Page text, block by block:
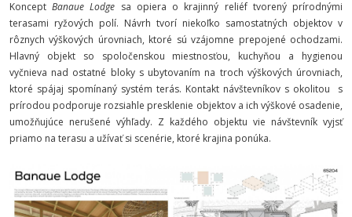
Koncept Banaue Lodge sa opiera o krajinný reliéf tvorený prírodnými
terasami ryžových polí. Návrh tvorí niekoľko samostatných objektov v
rôznych výškových úrovniach, ktoré sú vzájomne prepojené ochodzami.
Hlavný objekt so spoločenskou miestnosťou, kuchyňou a hygienou
vyčnieva nad ostatné bloky s ubytovaním na troch výškových úrovniach,
ktoré spájaj spomínaný systém terás. Kontakt návštevníkov s okolitou s
prírodou podporuje rozsiahle presklenie objektov a ich výškové osadenie,
umožňujúce nerušené výhľady. Z každého objektu vie návštevník vyjsť
priamo na terasu a užívať si scenérie, ktoré krajina ponúka.